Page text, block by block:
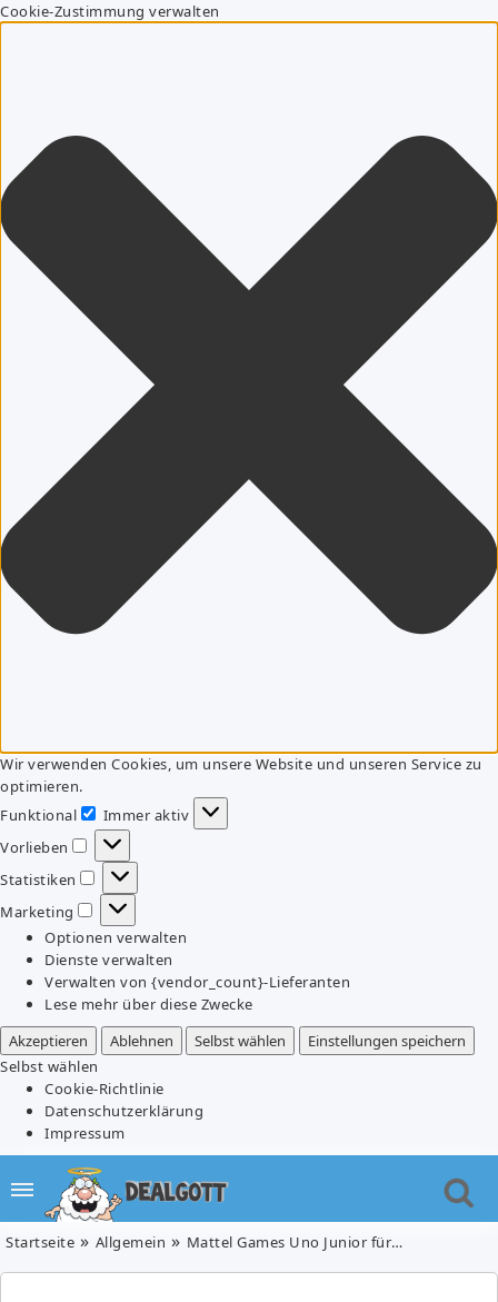
Cookie-Zustimmung verwalten
Wir verwenden Cookies, um unsere Website und unseren Service zu
optimieren.
Funktional
Funktional
Immer aktiv
Vorlieben
Vorlieben
Statistiken
Statistiken
Marketing
Marketing
Optionen verwalten
Dienste verwalten
Verwalten von {vendor_count}-Lieferanten
Lese mehr über diese Zwecke
Akzeptieren
Ablehnen Selbst wählen
Einstellungen speichern
Selbst wählen
Cookie-Richtlinie
Datenschutzerklärung
Impressum
Startseite Allgemein Mattel Games Uno Junior für 6,99€ (Vergleich: 10,89€)